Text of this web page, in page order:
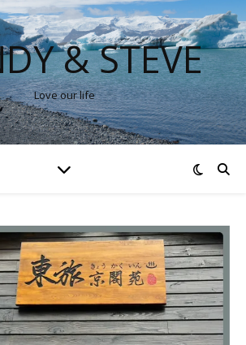
& STEVE
Love our life